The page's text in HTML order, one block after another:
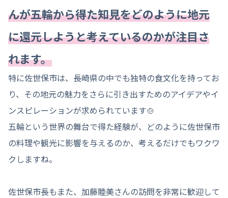
んが五輪から得た知見をどのように地元
に還元しようと考えているのかが注目さ
れます。
特に佐世保市は、長崎県の中でも独特の食文化を持ってお
り、その地元の魅力をさらに引き出すためのアイデアやイ
ンスピレーションが求められています🍲
五輪という世界の舞台で得た経験が、どのように佐世保市
の料理や観光に影響を与えるのか、考えるだけでもワクワ
クしますね。
佐世保市長もまた、加藤睦美さんの訪問を非常に歓迎して